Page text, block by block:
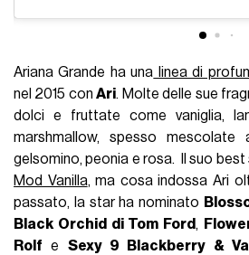
Ariana Grande ha una linea di
nel 2015 conAri. Molte delle sue
dolci e fruttate come vaniglia,
marshmallow, spesso
gelsomino, peonia e rosa. Il suo best
Mod Vanilla, ma cosa indossa Ari
passato, la star ha nominato
Black Orchid di Tom Ford ,
Rolf e Sexy 9 Blackberry &